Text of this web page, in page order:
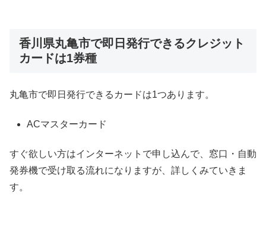
香川県丸亀市で即日発行できるクレジット
カードは1券種
丸亀市で即日発行できるカードは1つあります。
ACマスターカード
すぐ欲しい方はインターネットで申し込んで、窓口・自動
発券機で受け取る流れになりますが、詳しくみていきま
す。